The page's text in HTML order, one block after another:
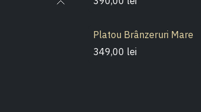
Platou Brânzeruri Mare
349,00 lei